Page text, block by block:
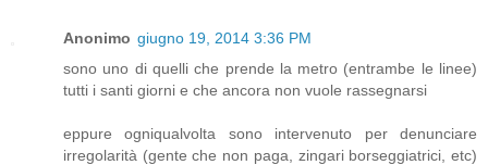
Anonimo giugno 19, 2014 3:36 PM
sono uno di quelli che prende la metro (entrambe le linee)
tutti i santi giorni e che ancora non vuole rassegnarsi
eppure ogniqualvolta sono intervenuto per denunciare
irregolarità (gente che non paga, zingari borseggiatrici, etc)